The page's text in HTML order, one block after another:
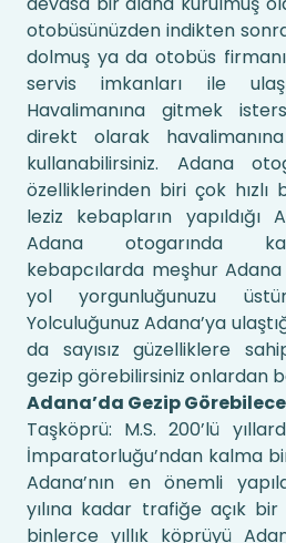
otobüsünüzden indikten
dolmuş ya da otobüs
servis imkanları ile
Havalimanına gitmek
direkt olarak
kullanabilirsiniz. Adana
özelliklerinden biri çok hızlı
leziz kebapların yapıldığı
Adana otogarında
kebapcılarda meşhur Adana
yol yorgunluğunuzu
Yolculuğunuz Adana’ya
da sayısız güzelliklere
gezip görebilirsiniz onlardan
Adana’da Gezip
Taşköprü: M.S. 200’lü
İmparatorluğu’ndan kalma
Adana’nın en önemli
yılına kadar trafiğe açık
binlerce yıllık köprüyü